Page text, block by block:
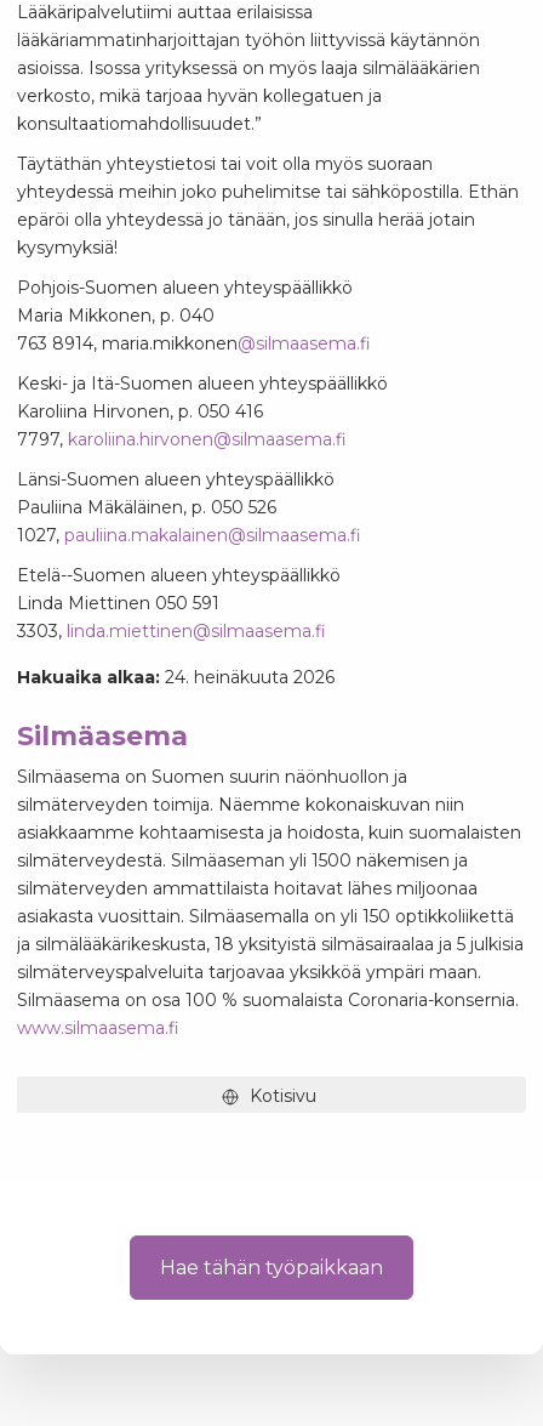
Lääkäripalvelutiimi auttaa erilaisissa
lääkäriammatinharjoittajan työhön liittyvissä käytännön
asioissa. Isossa yrityksessä on myös laaja silmälääkärien
verkosto, mikä tarjoaa hyvän kollegatuen ja
konsultaatiomahdollisuudet.”
Täytäthän yhteystietosi tai voit olla myös suoraan
yhteydessä meihin joko puhelimitse tai sähköpostilla. Ethän
epäröi olla yhteydessä jo tänään, jos sinulla herää jotain
kysymyksiä!
Pohjois-Suomen alueen yhteyspäällikkö
Maria Mikkonen, p. 040
763 8914, maria.mikkonen@silmaasema.fi
Keski- ja Itä-Suomen alueen yhteyspäällikkö
Karoliina Hirvonen, p. 050 416
7797, karoliina.hirvonen@silmaasema.fi
Länsi-Suomen alueen yhteyspäällikkö
Pauliina Mäkäläinen, p. 050 526
1027, pauliina.makalainen@silmaasema.fi
Etelä--Suomen alueen yhteyspäällikkö
Linda Miettinen 050 591
3303, linda.miettinen@silmaasema.fi
Hakuaika alkaa: 24. heinäkuuta 2026
Silmäasema
Silmäasema on Suomen suurin näönhuollon ja
silmäterveyden toimija. Näemme kokonaiskuvan niin
asiakkaamme kohtaamisesta ja hoidosta, kuin suomalaisten
silmäterveydestä. Silmäaseman yli 1500 näkemisen ja
silmäterveyden ammattilaista hoitavat lähes miljoonaa
asiakasta vuosittain. Silmäasemalla on yli 150 optikkoliikettä
ja silmälääkärikeskusta, 18 yksityistä silmäsairaalaa ja 5 julkisia
silmäterveyspalveluita tarjoavaa yksikköä ympäri maan.
Silmäasema on osa 100 % suomalaista Coronaria-konsernia.
www.silmaasema.fi
Kotisivu
Hae tähän työpaikkaan